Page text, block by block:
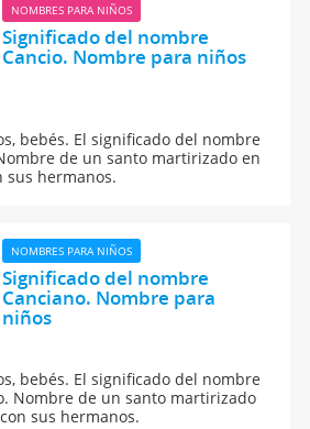
NOMBRES PARA NIÑOS
Significado del nombre
Cancio. Nombre para niños
bebés. El significado del nombre
de un santo martirizado en
sus hermanos.
NOMBRES PARA NIÑOS
Significado del nombre
Canciano. Nombre para
niños
bebés. El significado del nombre
Nombre de un santo martirizado
sus hermanos.